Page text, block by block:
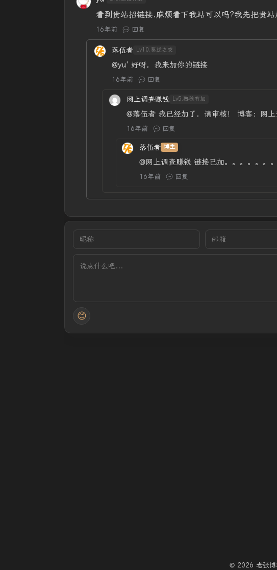
看到贵站招链接.麻烦看下我站可以吗?我先把贵
16年前 回复
落伍者 Lv10.莫逆之交
@yu' 好呀，我来加你的链接
16年前 回复
网上调查赚钱 Lv5.熟稔有加
@落伍者 我已经加了，请审核！ 博客：网
16年前 回复
落伍者 博主
@网上调查赚钱 链接已加。。。。。。。
16年前 回复
😊
© 2026 老张博